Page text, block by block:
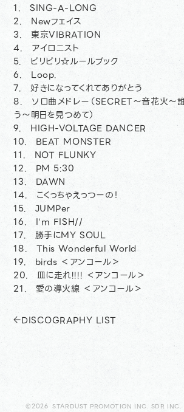
1. SING-A-LONG
2. Newフェイス
3. 東京VIBRATION
4. アイロニスト
5. ビリビリ☆ルールブック
6. Loop.
7. 好きになってくれてありがとう
8. ソロ曲メドレー（SECRET～音花火～
う～明日を見つめて）
9. HIGH-VOLTAGE DANCER
10. BEAT MONSTER
11. NOT FLUNKY
12. PM 5:30
13. DAWN
14. こくっちゃえっつーの！
15. JUMPer
16. I'm FISH//
17. 勝手にMY SOUL
18. This Wonderful World
19. birds ＜アンコール＞
20. 皿に走れ!!!! ＜アンコール＞
21. 愛の導火線 ＜アンコール＞
DISCOGRAPHY LIST
©2026 STARDUST PROMOTION INC. SDR